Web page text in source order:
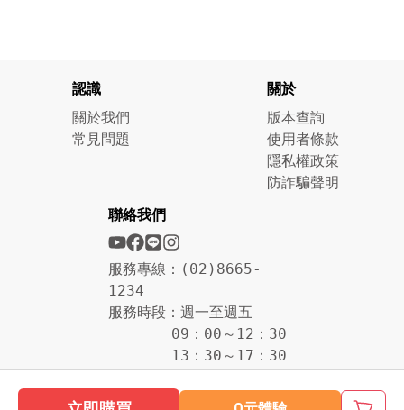
認識
關於我們
常見問題
關於
版本查詢
使用者條款
隱私權政策
防詐騙聲明
聯絡我們
服務專線：(02)8665-
1234
服務時段：週一至週五
09：00～12：30
13：30～17：30